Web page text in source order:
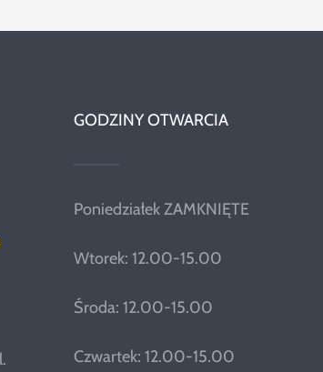
GODZINY OTWARCIA
Poniedziałek ZAMKNIĘTE
Wtorek: 12.00-15.00
Środa: 12.00-15.00
Czwartek: 12.00-15.00